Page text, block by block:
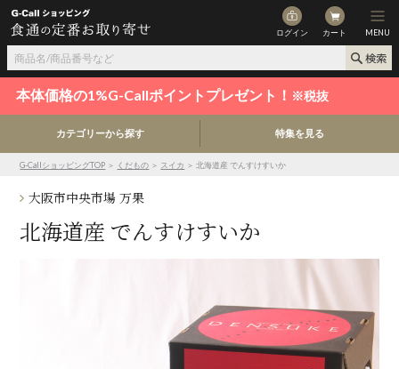
ログイン カート MENU
本体価格の1%G-Callポイントプレゼント！ ※税抜
カテゴリーから探す 特集を見る
G-CallショッピングTOP ＞ くだもの ＞ スイカ ＞ 北海道産 でんすけすいか
大阪市中央市場 万果
北海道産 でんすけすいか